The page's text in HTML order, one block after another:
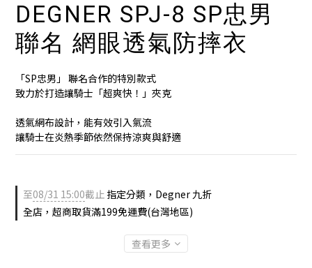
DEGNER SPJ-8 SP忠男
聯名 網眼透氣防摔衣
「SP忠男」 聯名合作的特別款式
致力於打造讓騎士「超爽快！」夾克
透氣網布設計，能有效引入氣流
讓騎士在炎熱季節依然保持涼爽與舒適
至08/31 15:00截止 指定分類，Degner 九折
全店，超商取貨滿199免運費(台灣地區)
查看更多